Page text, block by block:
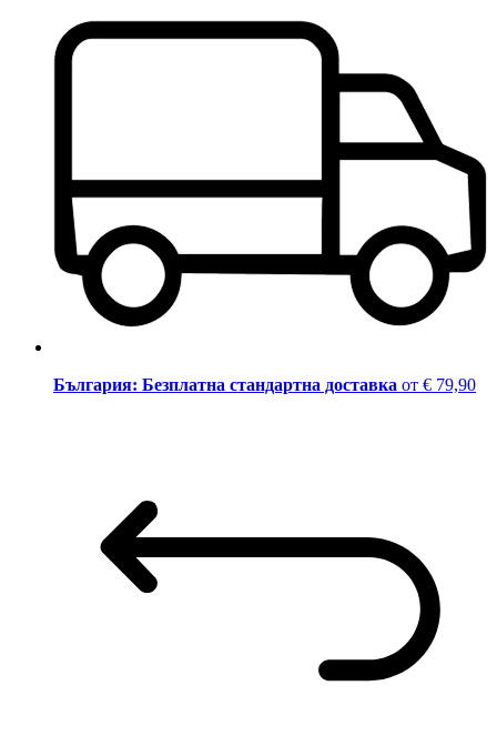
България: Безплатна стандартна доставка от € 79,90